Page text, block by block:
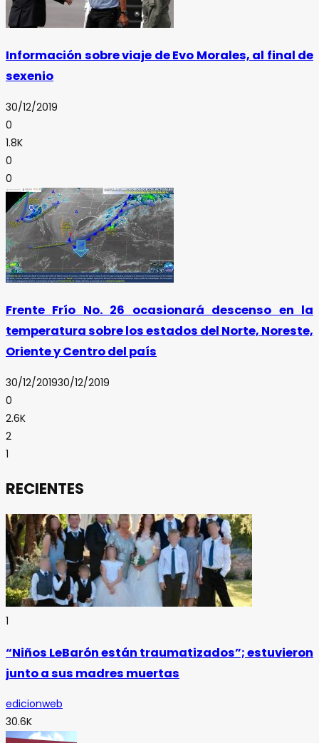
Información sobre viaje de Evo Morales, al final de
sexenio
30/12/2019
0
1.8K
0
0
Frente Frío No. 26 ocasionará descenso en la
temperatura sobre los estados del Norte, Noreste,
Oriente y Centro del país
30/12/201930/12/2019
0
2.6K
2
1
RECIENTES
1
“Niños LeBarón están traumatizados”; estuvieron
junto a sus madres muertas
edicionweb
30.6K